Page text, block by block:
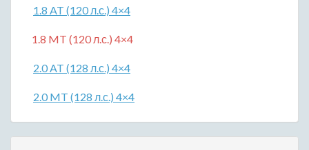
1.8 AT (120 л.с.) 4×4
1.8 MT (120 л.с.) 4×4
2.0 AT (128 л.с.) 4×4
2.0 MT (128 л.с.) 4×4